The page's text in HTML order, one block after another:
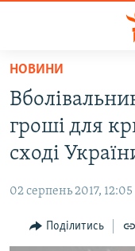
Перейти
основного
матеріалу
Перейти
до
основної
навігації
Перейти
до
НОВИНИ
ВІДЕО ТА ФОТО
БЛОГИ
ПОГЛЯД
НОВИНИ
гроші для
сході
02 серпень 2017, 12:05
Поділитись